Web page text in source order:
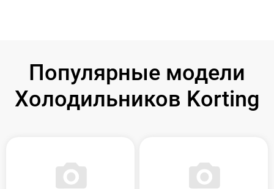
Популярные модели
Холодильников Korting